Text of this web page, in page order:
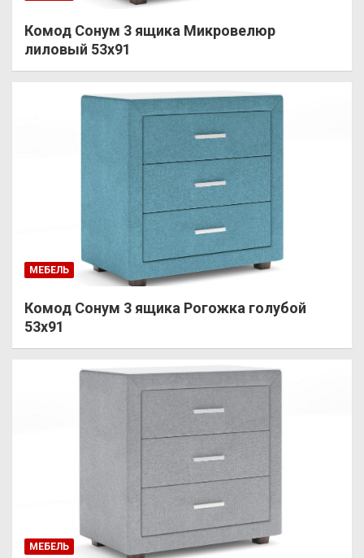
Комод Сонум 3 ящика Микровелюр
лиловый 53х91
МЕБЕЛЬ
Комод Сонум 3 ящика Рогожка голубой
53х91
МЕБЕЛЬ